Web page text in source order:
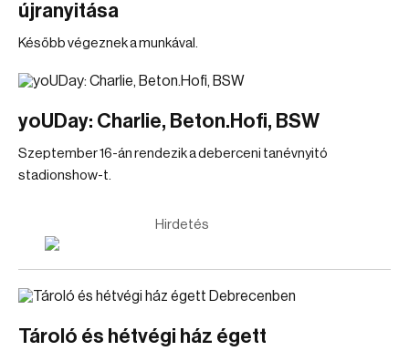
újranyitása
Később végeznek a munkával.
yoUDay: Charlie, Beton.Hofi, BSW
Szeptember 16-án rendezik a deberceni tanévnyitó
stadionshow-t.
Hirdetés
Tároló és hétvégi ház égett